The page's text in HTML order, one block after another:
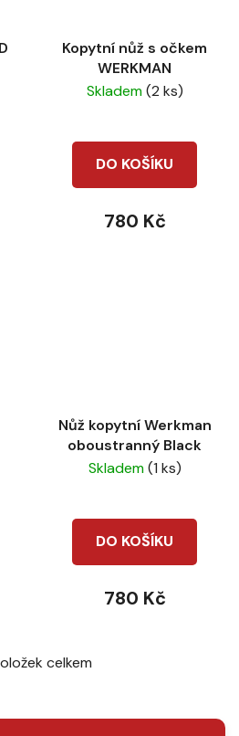
Kopytní nůž s očkem
WERKMAN
Skladem(2 ks)
DO KOŠÍKU
780 Kč
Nůž kopytní Werkman
oboustranný Black
Skladem(1 ks)
DO KOŠÍKU
780 Kč
Ocelkem